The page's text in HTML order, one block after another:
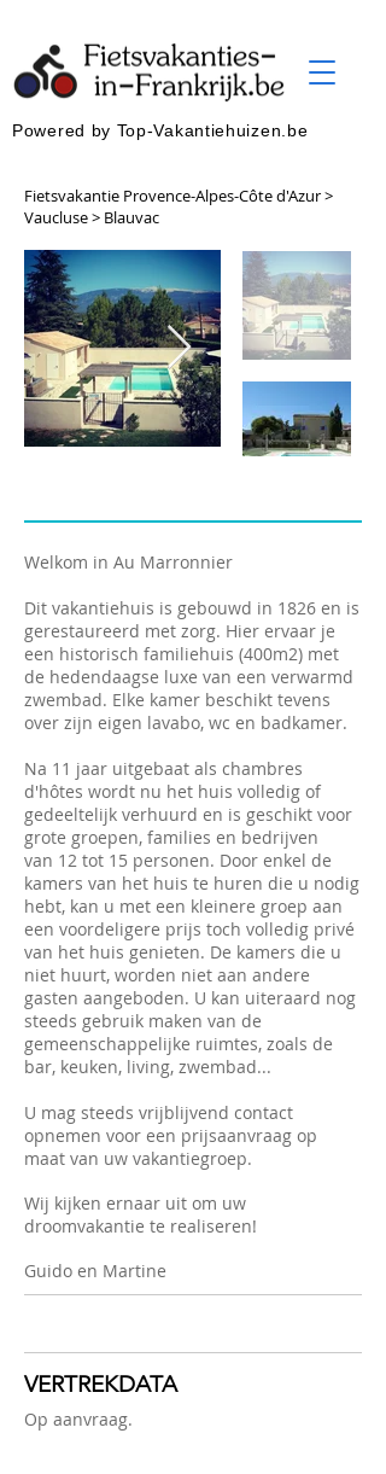
Powered by Top-Vakantiehuizen.be
Fietsvakantie Provence-Alpes-Côte d'Azur >
Vaucluse > Blauvac
Welkom in Au Marronnier
Dit vakantiehuis is gebouwd in 1826 en is
gerestaureerd met zorg. Hier ervaar je
een historisch familiehuis (400m2) met
de hedendaagse luxe van een verwarmd
zwembad. Elke kamer beschikt tevens
over zijn eigen lavabo, wc en badkamer.
Na 11 jaar uitgebaat als chambres
d'hôtes wordt nu het huis volledig of
gedeeltelijk verhuurd en is geschikt voor
grote groepen, families en bedrijven
van 12 tot 15 personen. Door enkel de
kamers van het huis te huren die u nodig
hebt, kan u met een kleinere groep aan
een voordeligere prijs toch volledig privé
van het huis genieten. De kamers die u
niet huurt, worden niet aan andere
gasten aangeboden. U kan uiteraard nog
steeds gebruik maken van de
gemeenschappelijke ruimtes, zoals de
bar, keuken, living, zwembad...
U mag steeds vrijblijvend contact
opnemen voor een prijsaanvraag op
maat van uw vakantiegroep.
Wij kijken ernaar uit om uw
droomvakantie te realiseren!
Guido en Martine
VERTREKDATA
Op aanvraag.